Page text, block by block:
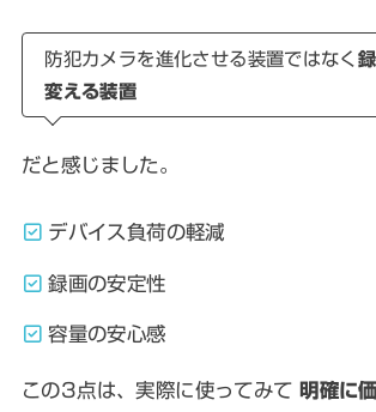
防犯カメラを進化させる装置ではなく
変える装置
だと感じました。
デバイス負荷の軽減
録画の安定性
容量の安心感
この3点は、実際に使ってみて 明確に